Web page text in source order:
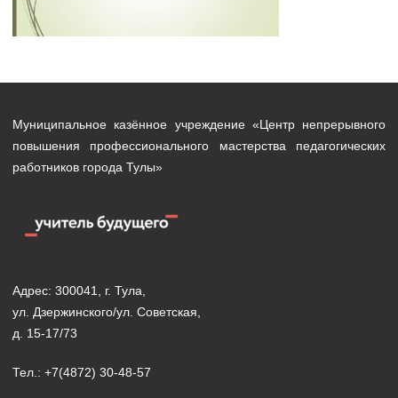
Муниципальное казённое учреждение «Центр непрерывного
повышения профессионального мастерства педагогических
работников города Тулы»
Адрес: 300041, г. Тула,
ул. Дзержинского/ул. Советская,
д. 15-17/73
Тел.: +7(4872) 30-48-57